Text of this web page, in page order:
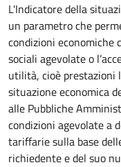
L'Indicatore della
un parametro che
condizioni economiche
sociali agevolate o
utilità, cioè prestazioni
situazione economica
alle Pubbliche
condizioni agevolate a
tariffarie sulla base
richiedente e del suo